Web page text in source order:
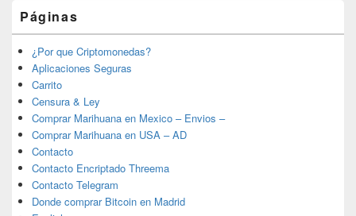
Páginas
¿Por que Criptomonedas?
Aplicaciones Seguras
Carrito
Censura & Ley
Comprar Marihuana en Mexico – Envios –
Comprar Marihuana en USA – AD
Contacto
Contacto Encriptado Threema
Contacto Telegram
Donde comprar Bitcoin en Madrid